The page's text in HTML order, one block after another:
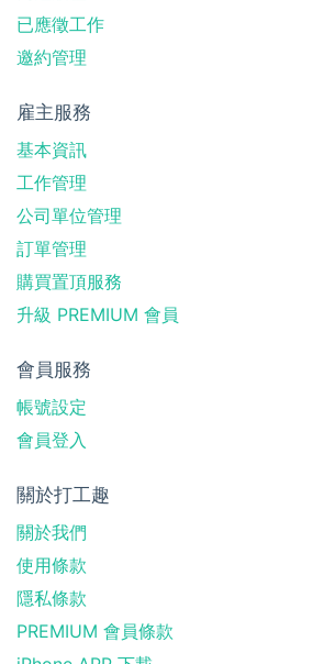
已應徵工作
邀約管理
雇主服務
基本資訊
工作管理
公司單位管理
訂單管理
購買置頂服務
升級 PREMIUM 會員
會員服務
帳號設定
會員登入
關於打工趣
關於我們
使用條款
隱私條款
PREMIUM 會員條款